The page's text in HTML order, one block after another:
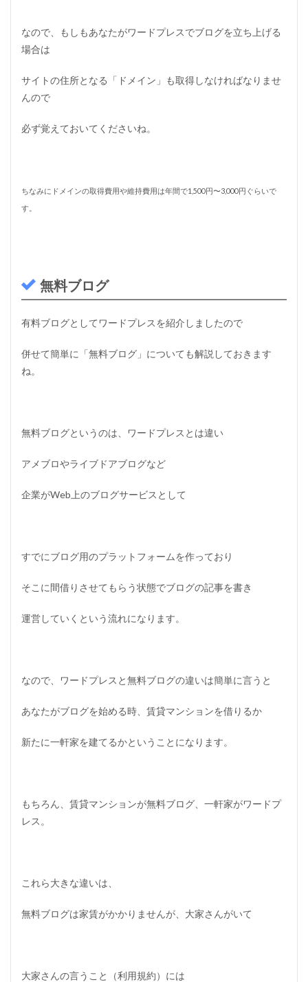
なので、もしもあなたがワードプレスでブログを立ち上げる
場合は
サイトの住所となる「ドメイン」も取得しなければなりませ
んので
必ず覚えておいてくださいね。
ちなみにドメインの取得費用や維持費用は年間で1,500円〜3,000円ぐらいで
す。
無料ブログ
有料ブログとしてワードプレスを紹介しましたので
併せて簡単に「無料ブログ」についても解説しておきます
ね。
無料ブログというのは、ワードプレスとは違い
アメブロやライブドアブログなど
企業がWeb上のブログサービスとして
すでにブログ用のプラットフォームを作っており
そこに間借りさせてもらう状態でブログの記事を書き
運営していくという流れになります。
なので、ワードプレスと無料ブログの違いは簡単に言うと
あなたがブログを始める時、賃貸マンションを借りるか
新たに一軒家を建てるかということになります。
もちろん、賃貸マンションが無料ブログ、一軒家がワードプ
レス。
これら大きな違いは、
無料ブログは家賃がかかりませんが、大家さんがいて
大家さんの言うこと（利用規約）には